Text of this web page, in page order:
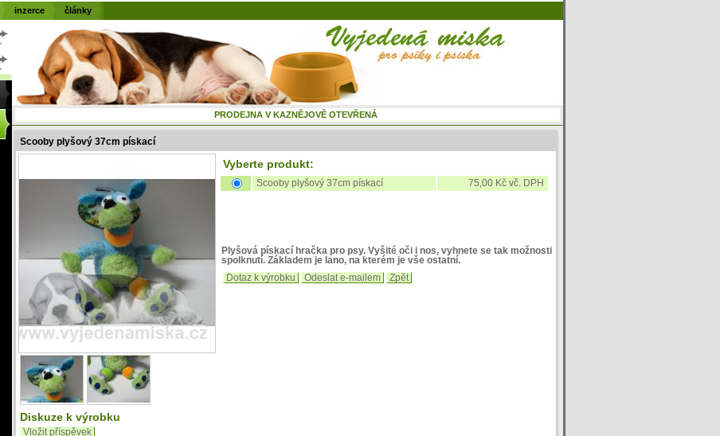
Scooby plyšový 37cm pískací
Vyberte produkt:
Scooby plyšový 37cm pískací 75,00 Kč vč. DPH
Plyšová pískací hračka pro psy. Vyšité oči i nos, vyhnete se tak možnosti
spolknutí. Základem je lano, na kterém je vše ostatní.
Dotaz k výrobku
Odeslat e-mailem Zpět
Diskuze k výrobku
Vložit příspěvek
PRODEJNA V KAZNĚJOVĚ OTEVŘENÁ
inzerce články